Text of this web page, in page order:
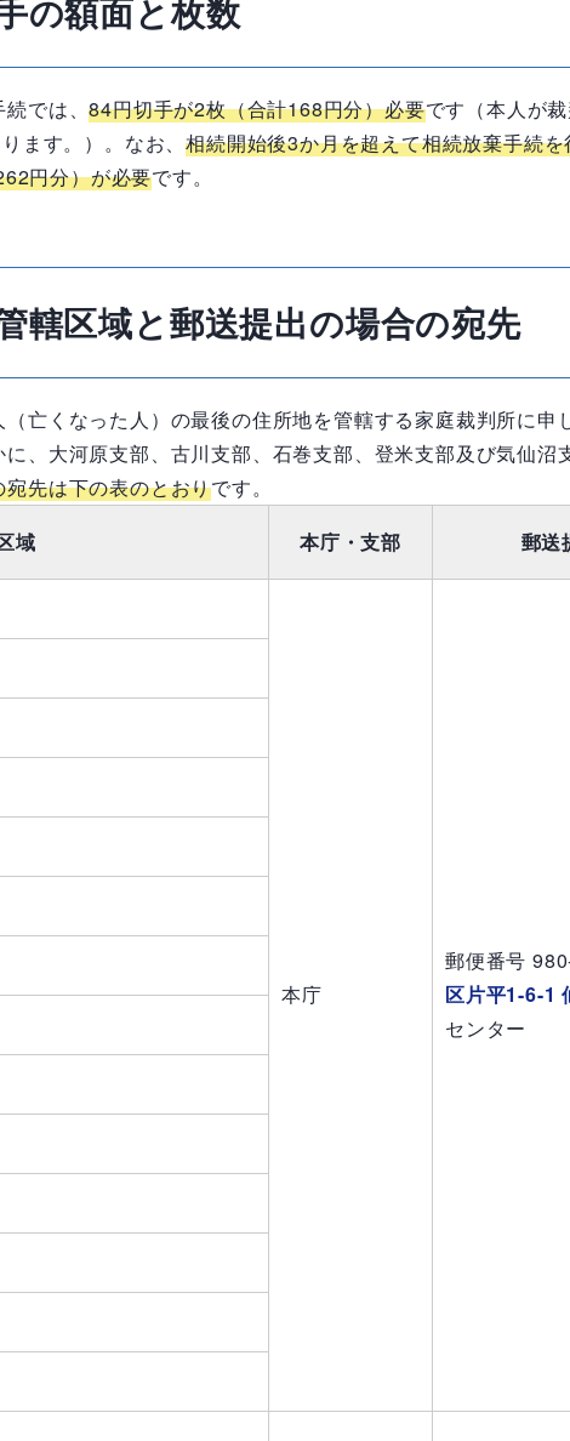
の額面と枚数
続では、84円切手が2枚（合計168円分）必要です（本人が
ます。）。なお、相続開始後3か月を超えて相続放棄手続
円分）が必要です。
轄区域と郵送提出の場合の宛先
亡くなった人）の最後の住所地を管轄する家庭裁判所に申
、大河原支部、古川支部、石巻支部、登米支部及び気仙沼
先は下の表のとおりです。
域
本庁・支部 郵送
本庁
郵便番号
区片平1-6-1
センター